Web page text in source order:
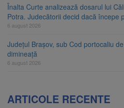
Înalta Curte analizează dosarul lui
Potra. Judecătorii decid dacă începe
6 august 2026
Județul Brașov, sub Cod portocaliu
dimineață
6 august 2026
ARTICOLE RECENTE